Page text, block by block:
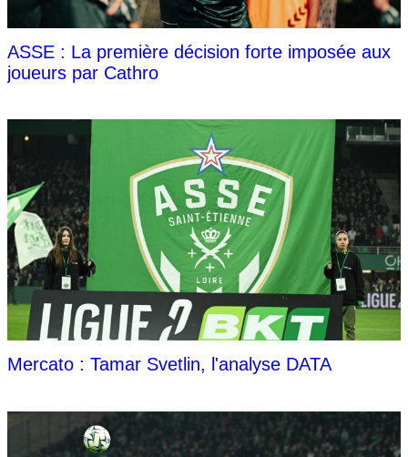
ASSE : La première décision forte imposée aux
joueurs par Cathro
Mercato : Tamar Svetlin, l'analyse DATA